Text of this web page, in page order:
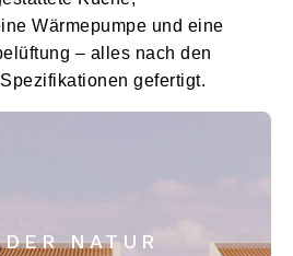
Wärmepumpe und eine
– alles nach den
gefertigt.
NATUR